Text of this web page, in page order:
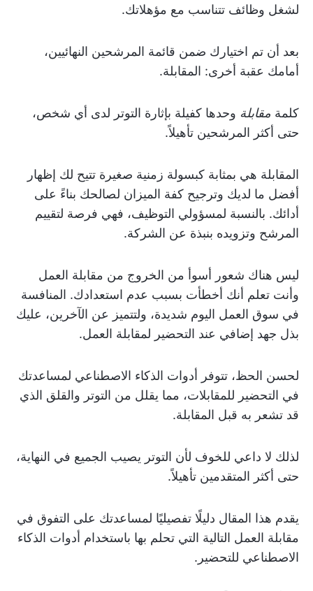
لشغل وظائف تتناسب مع مؤهلاتك.
بعد أن تم اختيارك ضمن قائمة المرشحين النهائيين،
أمامك عقبة أخرى: المقابلة.
كلمة مقابلة وحدها كفيلة بإثارة التوتر لدى أي شخص،
حتى أكثر المرشحين تأهيلاً.
المقابلة هي بمثابة كبسولة زمنية صغيرة تتيح لك إظهار
أفضل ما لديك وترجيح كفة الميزان لصالحك بناءً على
أدائك. بالنسبة لمسؤولي التوظيف، فهي فرصة لتقييم
المرشح وتزويده بنبذة عن الشركة.
ليس هناك شعور أسوأ من الخروج من مقابلة العمل
وأنت تعلم أنك أخطأت بسبب عدم استعدادك. المنافسة
في سوق العمل اليوم شديدة، ولتتميز عن الآخرين، عليك
بذل جهد إضافي عند التحضير لمقابلة العمل.
لحسن الحظ، تتوفر أدوات الذكاء الاصطناعي لمساعدتك
في التحضير للمقابلات، مما يقلل من التوتر والقلق الذي
قد تشعر به قبل المقابلة.
لذلك لا داعي للخوف لأن التوتر يصيب الجميع في النهاية،
حتى أكثر المتقدمين تأهيلاً.
يقدم هذا المقال دليلًا تفصيليًا لمساعدتك على التفوق في
مقابلة العمل التالية التي تحلم بها باستخدام أدوات الذكاء
الاصطناعي للتحضير.